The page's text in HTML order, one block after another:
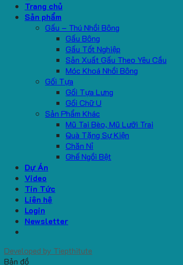
Trang chủ
Sản phẩm
Gấu – Thú Nhồi Bông
Gấu Bông
Gấu Tốt Nghiệp
Sản Xuất Gấu Theo Yêu Cầu
Móc Khoá Nhồi Bông
Gối Tựa
Gối Tựa Lưng
Gối Chữ U
Sản Phẩm Khác
Mũ Tai Bèo, Mũ Lưỡi Trai
Quà Tặng Sự Kiện
Chăn Nỉ
Ghế Ngồi Bệt
Dự Án
Video
Tin Tức
Liên hệ
Login
Newsletter
Developed by Tiepthitute
Bản đồ